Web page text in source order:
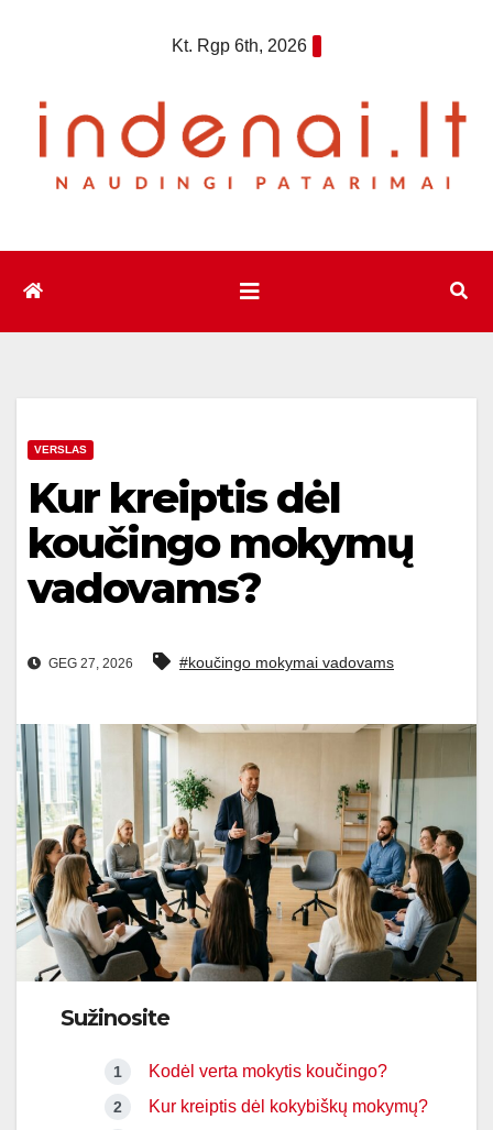
Kt. Rgp 6th, 2026
VERSLAS
Kur kreiptis dėl
koučingo mokymų
vadovams?
GEG 27, 2026 #koučingo mokymai vadovams
Sužinosite
Kodėl verta mokytis koučingo?
Kur kreiptis dėl kokybiškų mokymų?